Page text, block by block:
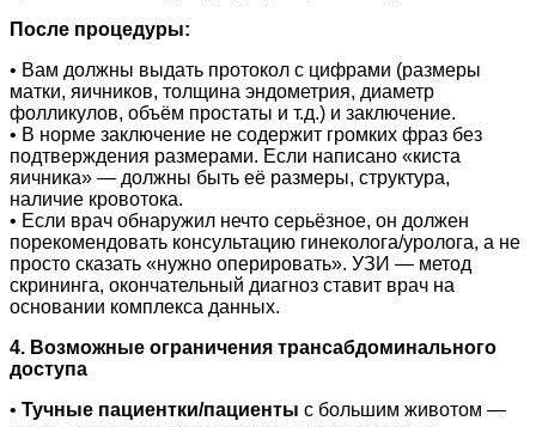
После процедуры:
• Вам должны выдать протокол с цифрами (размеры
матки, яичников, толщина эндометрия, диаметр
фолликулов, объём простаты и т.д.) и заключение.
• В норме заключение не содержит громких фраз без
подтверждения размерами. Если написано «киста
яичника» — должны быть её размеры, структура,
наличие кровотока.
• Если врач обнаружил нечто серьёзное, он должен
порекомендовать консультацию гинеколога/уролога, а не
просто сказать «нужно оперировать». УЗИ — метод
скрининга, окончательный диагноз ставит врач на
основании комплекса данных.
4. Возможные ограничения трансабдоминального
доступа
• Тучные пациентки/пациенты с большим животом —